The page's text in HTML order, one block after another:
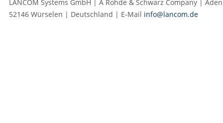
LANCOM Systems GmbH | A Rohde & Schwarz Company |
52146 Würselen | Deutschland | E‑Mail info@lancom.de